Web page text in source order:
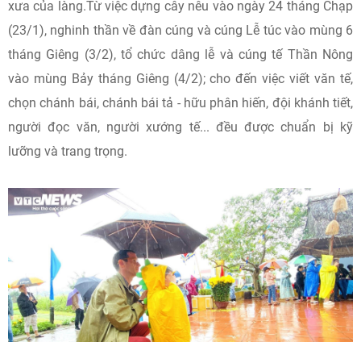
xưa của làng.Từ việc dựng cây nêu vào ngày 24 tháng Chạp
(23/1), nghinh thần về đàn cúng và cúng Lễ túc vào mùng 6
tháng Giêng (3/2), tổ chức dâng lễ và cúng tế Thần Nông
vào mùng Bảy tháng Giêng (4/2); cho đến việc viết văn tế,
chọn chánh bái, chánh bái tả - hữu phân hiến, đội khánh tiết,
người đọc văn, người xướng tế... đều được chuẩn bị kỹ
lưỡng và trang trọng.